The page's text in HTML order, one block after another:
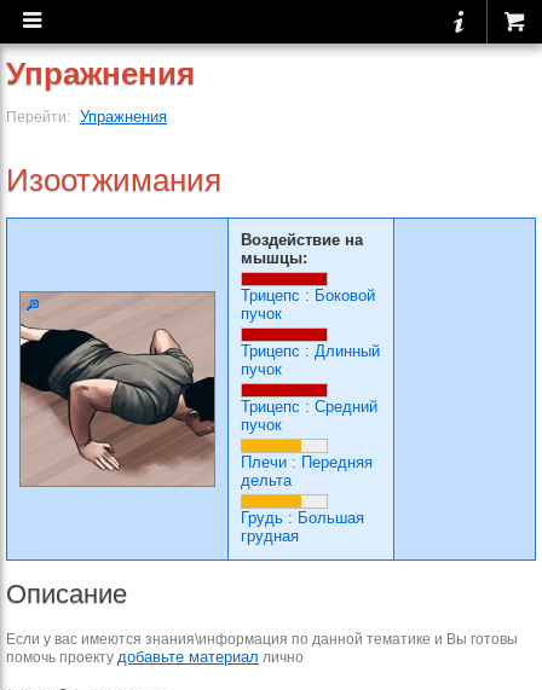
Упражнения
Перейти: Упражнения
Изоотжимания
Воздействие на
мышцы:
Трицепс : Боковой
пучок
Трицепс : Длинный
пучок
Трицепс : Средний
пучок
Плечи : Передняя
дельта
Грудь : Большая
грудная
Описание
Если у вас имеются знания\информация по данной тематике и Вы готовы
помочь проекту добавьте материал лично